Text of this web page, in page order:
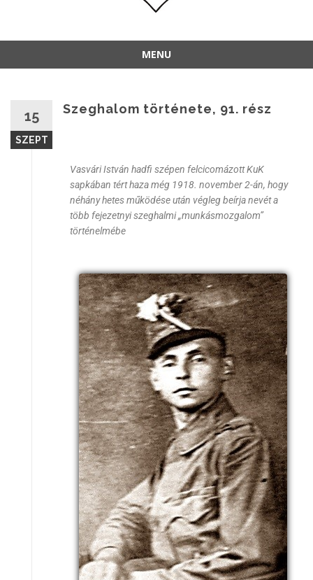
MENU
15
SZEPT
Szeghalom története, 91. rész
Vasvári István hadfi szépen felcicomázott KuK
sapkában tért haza még 1918. november 2-án, hogy
néhány hetes működése után végleg beírja nevét a
több fejezetnyi szeghalmi „munkásmozgalom”
történelmébe